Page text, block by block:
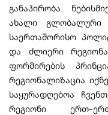
განაპირობა.
ახალი გლობალური
საერთაშორისო
და ძლიერი
ფორმირების
რეგიონალიზაცია
საყურადღებოა
რეგიონი